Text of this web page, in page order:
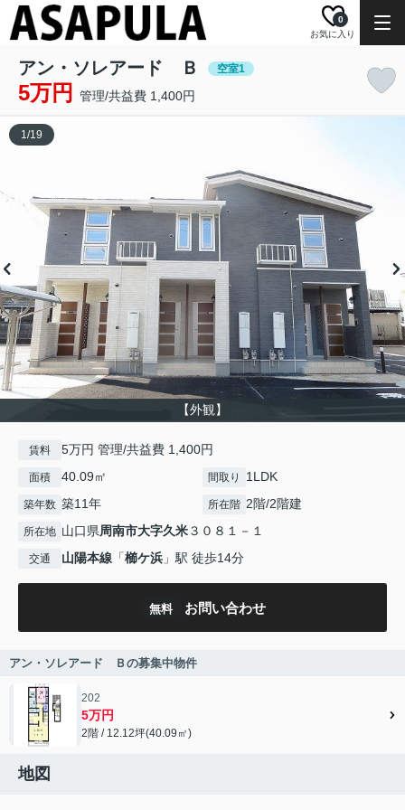
お気に入り
0
アン・ソレアード Ｂ 空室1
5万円 管理/共益費 1,400円
【外観】
1/19
賃料 5万円 管理/共益費 1,400円
面積 40.09㎡ 間取り 1LDK
築年数 築11年 所在階 2階/2階建
所在地 山口県周南市大字久米３０８１－１
交通 山陽本線 「櫛ケ浜 」駅 徒歩14分
無料 お問い合わせ
アン・ソレアード Ｂの募集中物件
202
5万円
2階 / 12.12坪(40.09㎡)
地図